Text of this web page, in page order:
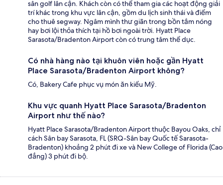
sân golf lân cận. Khách còn có thể tham gia các hoạt động giải
trí khác trong khu vực lân cận, gồm du lịch sinh thái và điểm
cho thuê segway. Ngâm mình thư giãn trong bồn tắm nóng
hay bơi lội thỏa thích tại hồ bơi ngoài trời. Hyatt Place
Sarasota/Bradenton Airport còn có trung tâm thể dục.
Có nhà hàng nào tại khuôn viên hoặc gần Hyatt
Place Sarasota/Bradenton Airport không?
Có, Bakery Cafe phục vụ món ăn kiểu Mỹ.
Khu vực quanh Hyatt Place Sarasota/Bradenton
Airport như thế nào?
Hyatt Place Sarasota/Bradenton Airport thuộc Bayou Oaks, chỉ
cách Sân bay Sarasota, FL (SRQ-Sân bay Quốc tế Sarasota-
Bradenton) khoảng 2 phút đi xe và New College of Florida (Cao
đẳng) 3 phút đi bộ.